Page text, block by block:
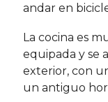
andar en
La cocina es
equipada y se
exterior, con
un antiguo